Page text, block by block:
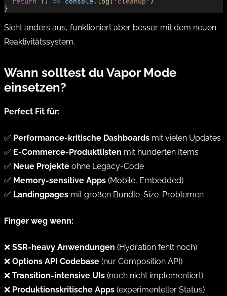
}
Sieht anders aus, funktioniert aber besser mit dem neuen
Reaktivitätssystem.
Wann solltest du Vapor Mode
einsetzen?
Perfect Fit für:
✅ Performance-kritische Dashboards mit vielen Updates
✅ E-Commerce-Produktlisten mit hunderten Items
✅ Neue Projekte ohne Legacy-Code
✅ Memory-sensitive Apps (Mobile, Embedded)
✅ Landingpages mit großen Bundle-Size-Problemen
Finger weg wenn:
❌ SSR-heavy Anwendungen (Hydration fehlt noch)
❌ Options API Codebase (nur Composition API)
❌ Transition-intensive UIs (noch nicht implementiert)
❌ Produktionskritische Apps (experimenteller Status)